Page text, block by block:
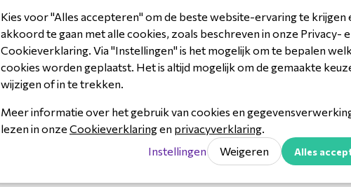
Kies voor "Alles accepteren" om de beste website-ervaring te krijgen
akkoord te gaan met alle cookies, zoals beschreven in onze Privacy-
Cookieverklaring. Via "Instellingen" is het mogelijk om te bepalen
cookies worden geplaatst. Het is altijd mogelijk om de gemaakte
wijzigen of in te trekken.
Meer informatie over het gebruik van cookies en
lezen in onze Cookieverklaringen privacyverklaring.
Instellingen
Weigeren Alles